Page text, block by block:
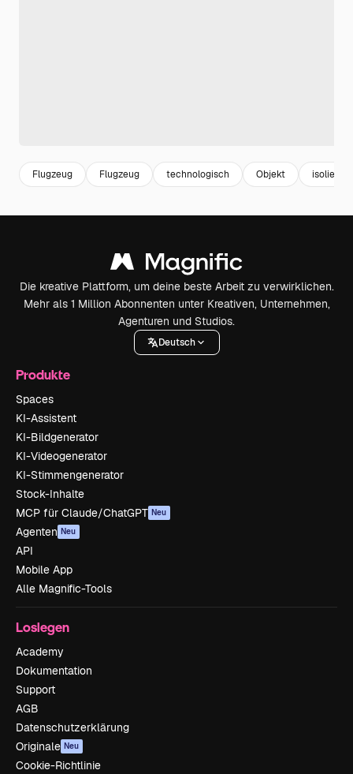
Flugzeug Flugzeug technologisch Objekt isoliert
Die kreative Plattform, um deine beste Arbeit zu verwirklichen.
Mehr als 1 Million Abonnenten unter Kreativen, Unternehmen,
Agenturen und Studios.
Deutsch
Produkte
Spaces
KI-Assistent
KI-Bildgenerator
KI-Videogenerator
KI-Stimmengenerator
Stock-Inhalte
MCP für Claude/ChatGPT Neu
Agenten Neu
API
Mobile App
Alle Magnific-Tools
Loslegen
Academy
Dokumentation
Support
AGB
Datenschutzerklärung
Originale Neu
Cookie-Richtlinie